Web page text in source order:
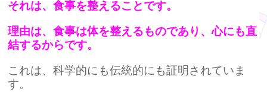
それは、食事を整えることです。
理由は、食事は体を整えるものであり、心にも直
結するからです。
これは、科学的にも伝統的にも証明されていま
す。